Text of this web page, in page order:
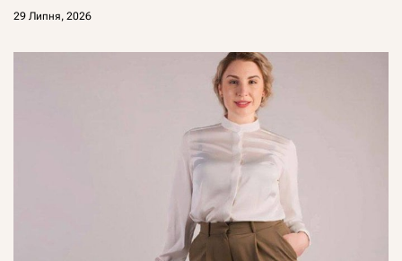
29 Липня, 2026